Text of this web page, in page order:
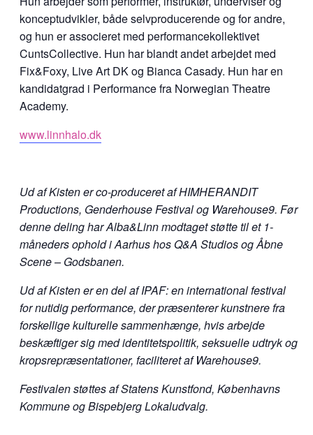
konceptudvikler, både selvproducerende og for andre,
og hun er associeret med performancekollektivet
CuntsCollective. Hun har blandt andet arbejdet med
Fix&Foxy, Live Art DK og Bianca Casady. Hun har en
kandidatgrad i Performance fra Norwegian Theatre
Academy.
www.linnhalo.dk
Ud af Kistener co-produceret af HIMHERANDIT
Productions, Genderhouse Festival og Warehouse9. Før
denne deling har Alba&Linn modtaget støtte til et 1-
måneders ophold i Aarhus hos Q&A Studios og Åbne
Scene – Godsbanen.
Ud af Kistener en del af IPAF: en international festival
for nutidig performance, der præsenterer kunstnere fra
forskellige kulturelle sammenhænge, hvis arbejde
beskæftiger sig med identitetspolitik, seksuelle udtryk og
kropsrepræsentationer, faciliteret af Warehouse9.
Festivalen støttes af Statens Kunstfond, Københavns
Kommune og Bispebjerg Lokaludvalg.